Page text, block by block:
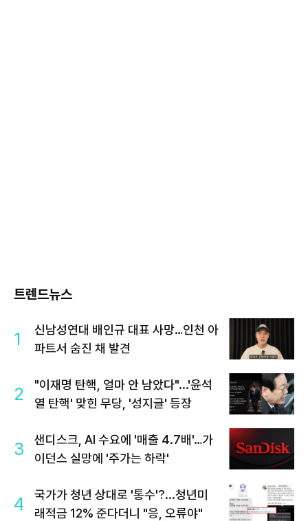
트렌드뉴스
1
신남성연대 배인규 대표 사망…인천 아
파트서 숨진 채 발견
2
"이재명 탄핵, 얼마 안 남았다"...'윤석
열 탄핵' 맞힌 무당, '성지글' 등장
3
샌디스크, AI 수요에 '매출 4.7배'…가
이던스 실망에 '주가는 하락'
4
국가가 청년 상대로 '통수'?...청년미
래적금 12% 준다더니 "응, 오류야"